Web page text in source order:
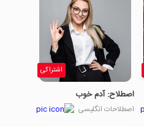
اشتراکی
اصطلاح: آدم خوب
اصطلاحات انگلیسی